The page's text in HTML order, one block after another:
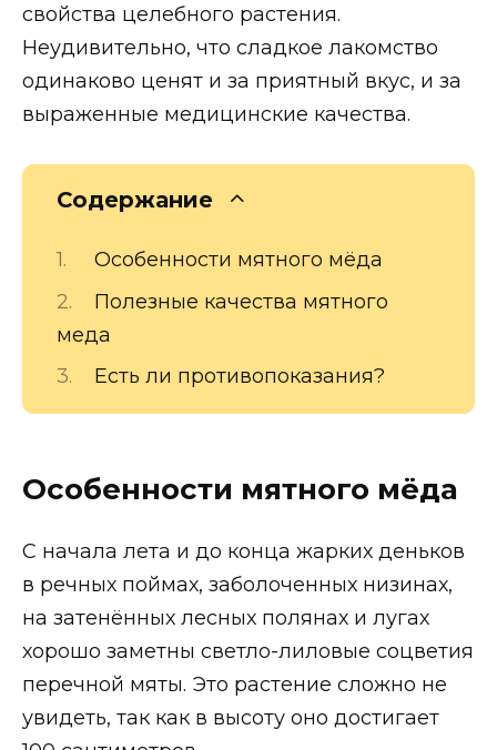
свойства целебного растения.
Неудивительно, что сладкое лакомство
одинаково ценят и за приятный вкус, и за
выраженные медицинские качества.
Содержание
Особенности мятного мёда
Полезные качества мятного
меда
Есть ли противопоказания?
Особенности мятного мёда
С начала лета и до конца жарких деньков
в речных поймах, заболоченных низинах,
на затенённых лесных полянах и лугах
хорошо заметны светло-лиловые соцветия
перечной мяты. Это растение сложно не
увидеть, так как в высоту оно достигает